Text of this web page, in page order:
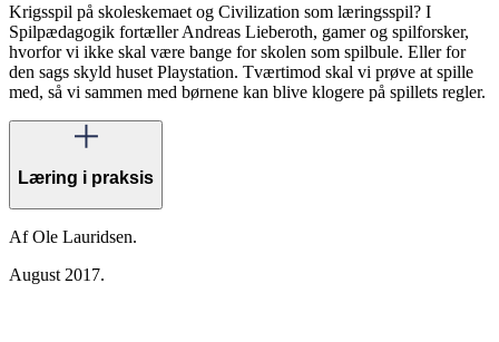
Krigsspil på skoleskemaet og Civilization som læringsspil? I
Spilpædagogik fortæller Andreas Lieberoth, gamer og spilforsker,
hvorfor vi ikke skal være bange for skolen som spilbule. Eller for
den sags skyld huset Playstation. Tværtimod skal vi prøve at spille
med, så vi sammen med børnene kan blive klogere på spillets regler.
Læring i praksis
Af Ole Lauridsen.
August 2017.